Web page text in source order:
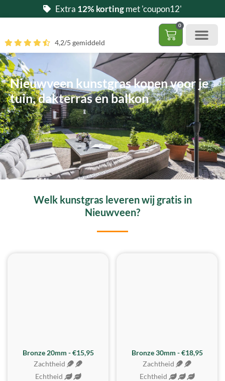
naar
inhoud
Extra 12% kortingmet 'coupon12'
0
4,2/5 gemiddeld
Nieuwveen kunstgras kopen voor je
tuin, dakterras en balkon
Welk kunstgras leveren wij gratis in
Nieuwveen?
Bronze 20mm - €15,95
Zachtheid
Echtheid
BESTE KOOP
Bronze 30mm - €18,95
Zachtheid
Echtheid